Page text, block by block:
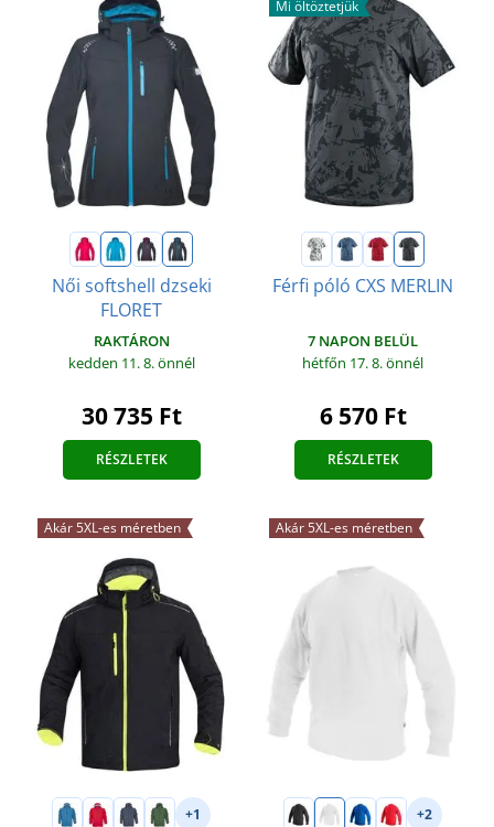
Női softshell dzseki
FLORET
RAKTÁRON
kedden 11. 8.önnél
30 735 Ft
RÉSZLETEK
Mi öltöztetjük
Férfi póló CXS MERLIN
7 NAPON BELÜL
hétfőn 17. 8.önnél
6 570 Ft
RÉSZLETEK
Akár 5XL-es méretben
+1
Akár 5XL-es méretben
+2